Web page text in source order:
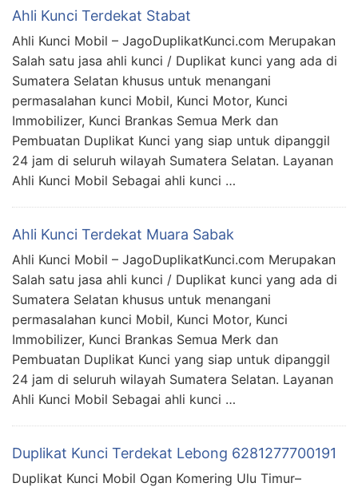
Ahli Kunci Terdekat Stabat
Ahli Kunci Mobil – JagoDuplikatKunci.com Merupakan
Salah satu jasa ahli kunci / Duplikat kunci yang ada di
Sumatera Selatan khusus untuk menangani
permasalahan kunci Mobil, Kunci Motor, Kunci
Immobilizer, Kunci Brankas Semua Merk dan
Pembuatan Duplikat Kunci yang siap untuk dipanggil
24 jam di seluruh wilayah Sumatera Selatan. Layanan
Ahli Kunci Mobil Sebagai ahli kunci …
Ahli Kunci Terdekat Muara Sabak
Ahli Kunci Mobil – JagoDuplikatKunci.com Merupakan
Salah satu jasa ahli kunci / Duplikat kunci yang ada di
Sumatera Selatan khusus untuk menangani
permasalahan kunci Mobil, Kunci Motor, Kunci
Immobilizer, Kunci Brankas Semua Merk dan
Pembuatan Duplikat Kunci yang siap untuk dipanggil
24 jam di seluruh wilayah Sumatera Selatan. Layanan
Ahli Kunci Mobil Sebagai ahli kunci …
Duplikat Kunci Terdekat Lebong 6281277700191
Duplikat Kunci Mobil Ogan Komering Ulu Timur–